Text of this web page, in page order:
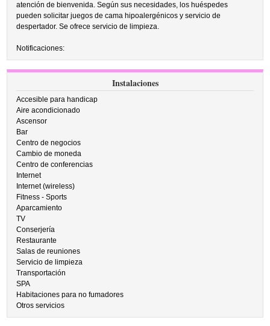
atención de bienvenida. Según sus necesidades, los huéspedes
pueden solicitar juegos de cama hipoalergénicos y servicio de
despertador. Se ofrece servicio de limpieza.
Notificaciones:
Instalaciones
Accesible para handicap
Aire acondicionado
Ascensor
Bar
Centro de negocios
Cambio de moneda
Centro de conferencias
Internet
Internet (wireless)
Fitness - Sports
Aparcamiento
TV
Conserjería
Restaurante
Salas de reuniones
Servicio de limpieza
Transportación
SPA
Habitaciones para no fumadores
Otros servicios